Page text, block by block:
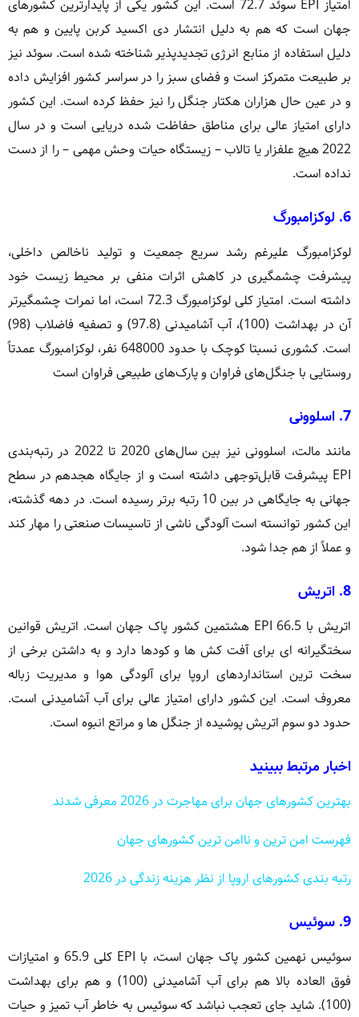
امتیاز EPI سوئد 72.7 است. این کشور یکی از پایدارترین کشورهای
جهان است که هم به دلیل انتشار دی اکسید کربن پایین و هم به
دلیل استفاده از منابع انرژی تجدیدپذیر شناخته شده است. سوئد نیز
بر طبیعت متمرکز است و فضای سبز را در سراسر کشور افزایش داده
و در عین حال هزاران هکتار جنگل را نیز حفظ کرده است. این کشور
دارای امتیاز عالی برای مناطق حفاظت شده دریایی است و در سال
2022 هیچ علفزار یا تالاب – زیستگاه حیات وحش مهمی – را از دست
نداده است.
6. لوکزامبورگ
لوکزامبورگ علیرغم رشد سریع جمعیت و تولید ناخالص داخلی،
پیشرفت چشمگیری در کاهش اثرات منفی بر محیط زیست خود
داشته است. امتیاز کلی لوکزامبورگ 72.3 است، اما نمرات چشمگیرتر
آن در بهداشت (100)، آب آشامیدنی (97.8) و تصفیه فاضلاب (98)
است. کشوری نسبتا کوچک با حدود 648000 نفر، لوکزامبورگ عمدتاً
روستایی با جنگل‌های فراوان و پارک‌های طبیعی فراوان است
7. اسلوونی
مانند مالت، اسلوونی نیز بین سال‌های 2020 تا 2022 در رتبه‌بندی
EPI پیشرفت قابل‌توجهی داشته است و از جایگاه هجدهم در سطح
جهانی به جایگاهی در بین 10 رتبه برتر رسیده است. در دهه گذشته،
این کشور توانسته است آلودگی ناشی از تاسیسات صنعتی را مهار کند
و عملاً از هم جدا شود.
8. اتریش
اتریش با EPI 66.5 هشتمین کشور پاک جهان است. اتریش قوانین
سختگیرانه ای برای آفت کش ها و کودها دارد و به داشتن برخی از
سخت ترین استانداردهای اروپا برای آلودگی هوا و مدیریت زباله
معروف است. این کشور دارای امتیاز عالی برای آب آشامیدنی است.
حدود دو سوم اتریش پوشیده از جنگل ها و مراتع انبوه است.
اخبار مرتبط ببینید
بهترین کشورهای جهان برای مهاجرت در 2026 معرفی شدند
فهرست امن ترین و ناامن ترین کشورهای جهان
رتبه بندی کشورهای اروپا از نظر هزینه زندگی در 2026
9. سوئیس
سوئیس نهمین کشور پاک جهان است، با EPI کلی 65.9 و امتیازات
فوق العاده بالا هم برای آب آشامیدنی (100) و هم برای بهداشت
(100). شاید جای تعجب نباشد که سوئیس به خاطر آب تمیز و حیات